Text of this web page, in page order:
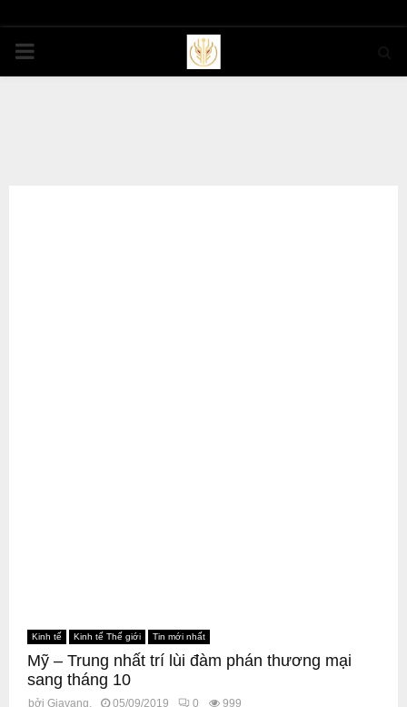
PRIMARY
Kinh tế Kinh tế Thế giới Tin mới nhất
Mỹ – Trung nhất trí lùi đàm phán thương mại
sang tháng 10
bởi Giavang. 05/09/2019 0 999